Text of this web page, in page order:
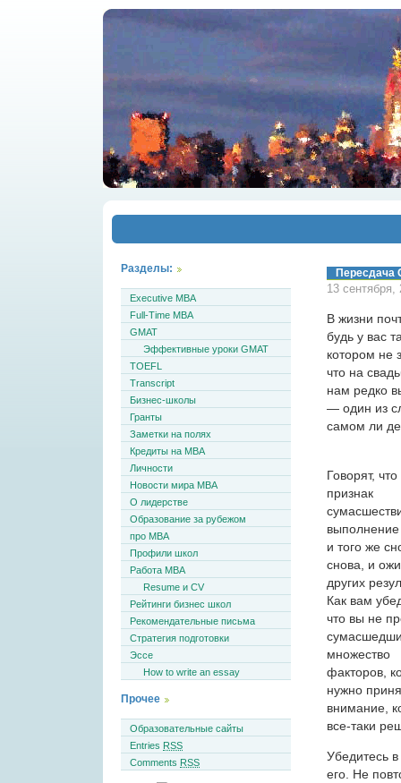
Пересдача
13
В жизни
будь у вас
котором не
что на
нам редко
— один из
самом ли
Говорят, что
признак
выполнение
и того же
снова, и
других
Как вам
что вы не
множество
факторов,
нужно
внимание,
все-таки
Убедитесь
его. Не
Разделы:
Executive MBA
Full-Time MBA
GMAT
Эффективные уроки GMAT
TOEFL
Transcript
Бизнес-школы
Гранты
Заметки на полях
Кредиты на MBA
Личности
Новости мира MBA
О лидерстве
Образование за рубежом
про MBA
Профили школ
Работа MBA
Resume и CV
Рейтинги бизнес школ
Рекомендательные письма
Стратегия подготовки
Эссе
How to write an essay
Прочее
Образовательные сайты
Entries RSS
Comments RSS